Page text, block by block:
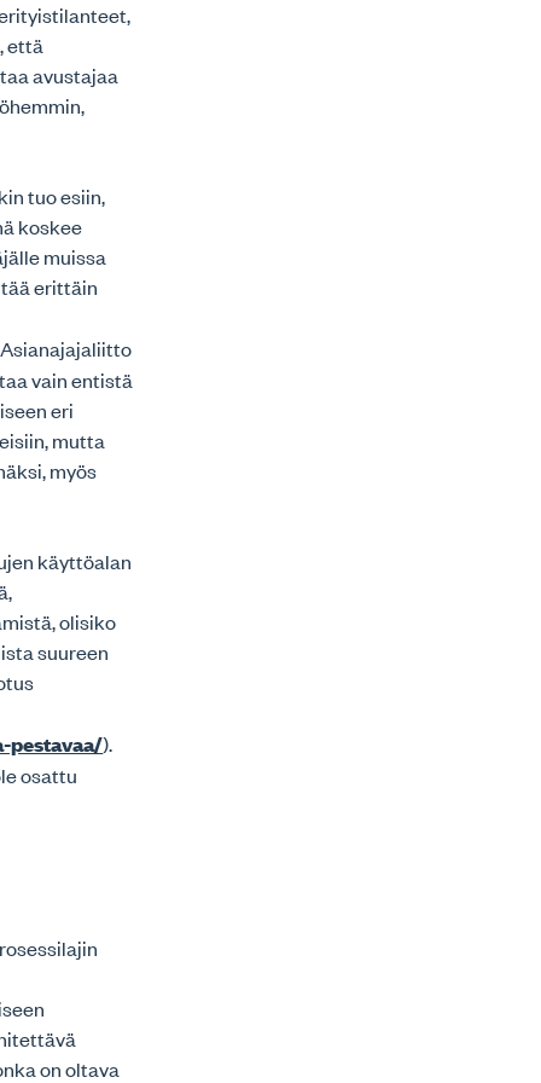
että
avustajaa
tuo esiin,
koskee
muissa
erittäin
Asianajajaliitto
vain entistä
eri
mutta
myös
käyttöalan
olisiko
suureen
pestavaa/).
osattu
on oltava